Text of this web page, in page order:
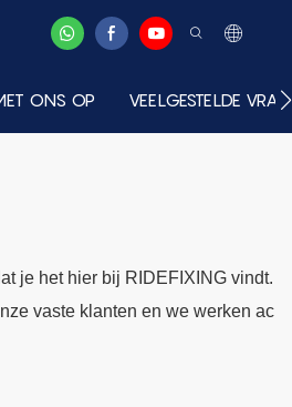
ONS OP VEELGESTELDE
je het hier bij RIDEFIXING vindt.
vaste klanten en we werken ac